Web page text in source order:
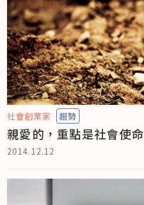
社會創業家 趨勢
親愛的，重點是社會使命
2014.12.12